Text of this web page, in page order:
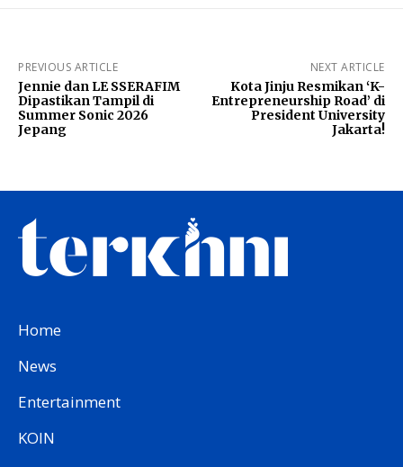
PREVIOUS ARTICLE
Jennie dan LE SSERAFIM
Dipastikan Tampil di
Summer Sonic 2026
Jepang
NEXT ARTICLE
Kota Jinju Resmikan ‘K-
Entrepreneurship Road’ di
President University
Jakarta!
Home
News
Entertainment
KOIN